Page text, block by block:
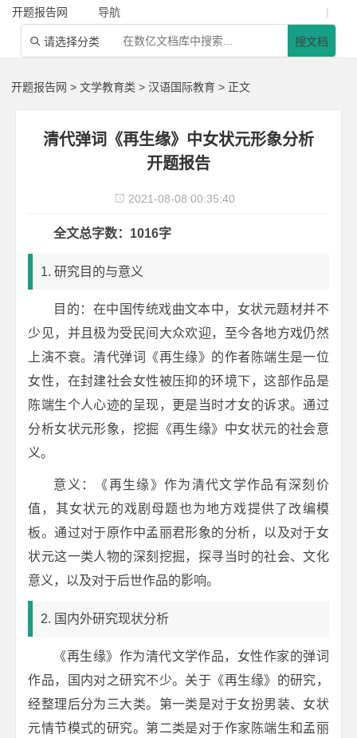
开题报告网 导航 |
 请选择分类 搜文档
开题报告网 >文学教育类 >汉语国际教育 > 正文
清代弹词《再生缘》中女状元形象分析
开题报告
 2021-08-08 00:35:40
全文总字数：1016字
1. 研究目的与意义
目的：在中国传统戏曲文本中，女状元题材并不
少见，并且极为受民间大众欢迎，至今各地方戏仍然
上演不衰。清代弹词《再生缘》的作者陈端生是一位
女性，在封建社会女性被压抑的环境下，这部作品是
陈端生个人心迹的呈现，更是当时才女的诉求。通过
分析女状元形象，挖掘《再生缘》中女状元的社会意
义。
意义：《再生缘》作为清代文学作品有深刻价
值，其女状元的戏剧母题也为地方戏提供了改编模
板。通过对于原作中孟丽君形象的分析，以及对于女
状元这一类人物的深刻挖掘，探寻当时的社会、文化
意义，以及对于后世作品的影响。
2. 国内外研究现状分析
《再生缘》作为清代文学作品，女性作家的弹词
作品，国内对之研究不少。关于《再生缘》的研究，
经整理后分为三大类。第一类是对于女扮男装、女状
元情节模式的研究。第二类是对于作家陈端生和孟丽